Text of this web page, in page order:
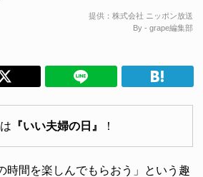
提供： 株式会社 ニッポン放送
By - grape編集部
『いい夫婦の日』 ！
時間を楽しんでもらおう」という趣